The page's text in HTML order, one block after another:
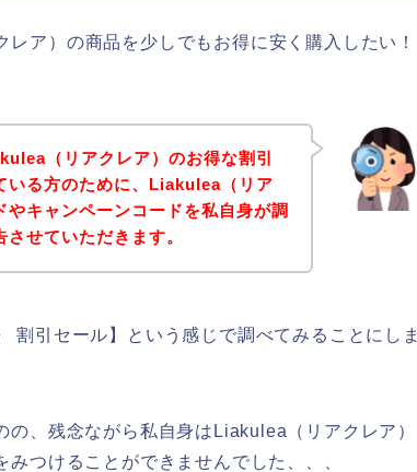
ア）の商品を少しでもお得に安く購入したい！
（リアクレア）のお得な割引
いる方のために、Liakulea（リア
やキャンペーンコードを私自身が調
せていただきます。
割引セール】という感じで調べてみることにしま
、残念ながら私自身はLiakulea（リアクレア）
つけることができませんでした、、、